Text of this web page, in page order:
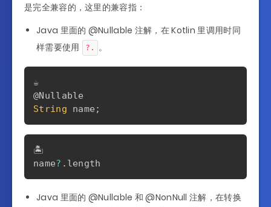
是完全兼容的，这里的兼容指：
Java 里面的 @Nullable 注解，在 Kotlin 里调用时同
样需要使用
?. 。
@Nullable
String name ;
🏝️
name? .
Java 里面的 @Nullable 和 @NonNull 注解，在转换